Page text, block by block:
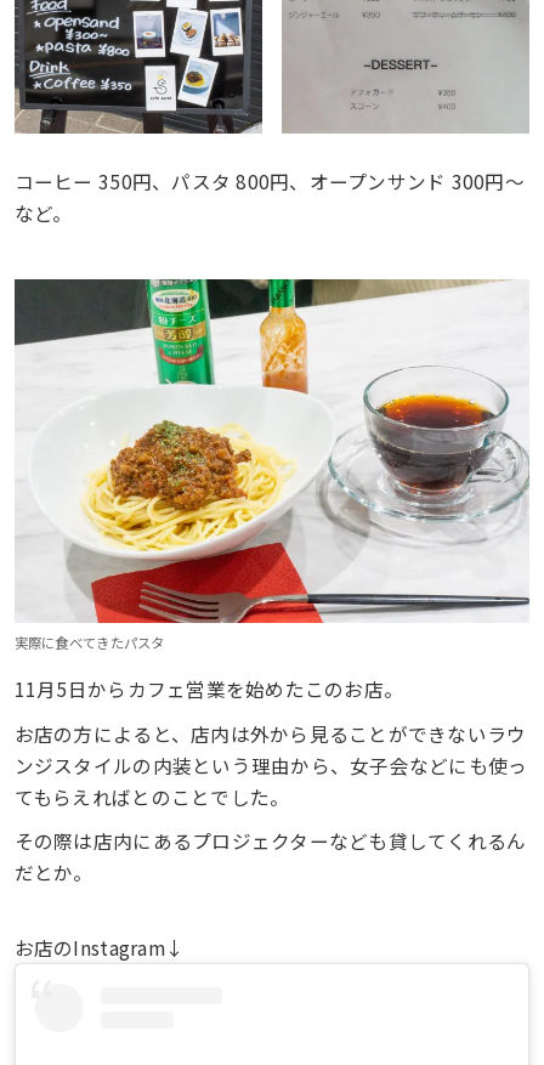
コーヒー 350円、パスタ 800円、オープンサンド 300円〜
など。
実際に食べてきたパスタ
11月5日からカフェ営業を始めたこのお店。
お店の方によると、店内は外から見ることができないラウ
ンジスタイルの内装という理由から、女子会などにも使っ
てもらえればとのことでした。
その際は店内にあるプロジェクターなども貸してくれるん
だとか。
お店のInstagram↓